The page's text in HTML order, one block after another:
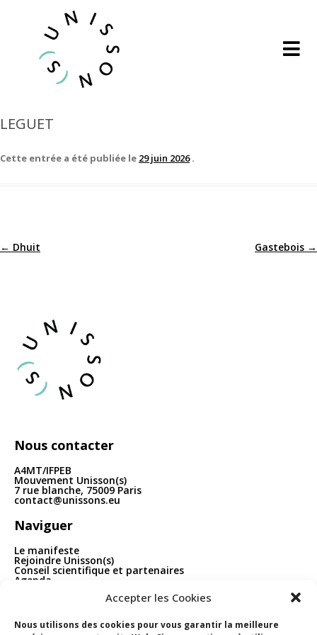
Accepter les Cookies
Nous utilisons des cookies pour vous garantir la meilleure
LEGUET
Cette entrée a été publiée le 29 juin 2026 .
Navigation
articles
← Dhuit Gastebois →
Nous contacter
A4MT/IFPEB
Mouvement Unisson(s)
7 rue blanche, 75009 Paris
contact@unissons.eu
Naviguer
Le manifeste
Rejoindre Unisson(s)
Conseil scientifique et partenaires
Agenda